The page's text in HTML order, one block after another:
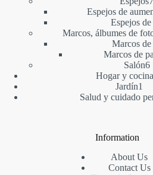
Espejos de
Espejos de
Marcos, álbumes de
Marcos
Marcos de
Salón66
Hogar y cocina
Jardín1
Salud y cuidado
Information
About Us
Contact Us